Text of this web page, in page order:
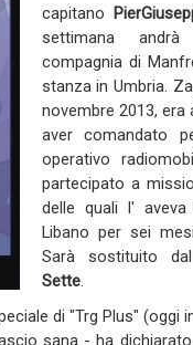
capitano
settimana
compagnia di
stanza in Umbria.
novembre 2013, era
aver comandato
operativo
partecipato a
delle quali l'
Libano per sei
Sarà sostituito
Sette.
di "Trg Plus" (oggi
sana - ha